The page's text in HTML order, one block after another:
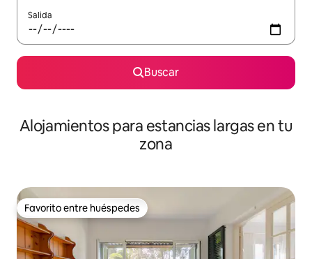
Salida
Buscar
Alojamientos para estancias largas en tu
zona
Favorito entre huéspedes
Favorito entre huéspedes